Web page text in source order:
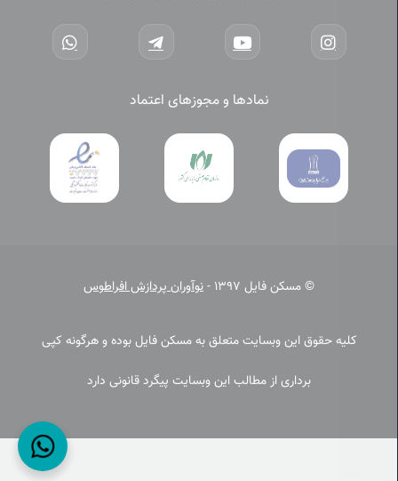
نمادها و مجوزهای اعتماد
© مسکن فایل 1397 - نوآوران پردازش افراطوس
کلیه حقوق این وبسایت متعلق به مسکن فایل بوده و هرگونه کپی
برداری از مطالب این وبسایت پیگرد قانونی دارد